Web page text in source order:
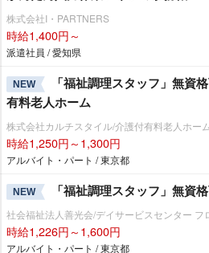
株式会社I・PARTNERS
時給1,400円～
派遣社員 / 愛知県
NEW
「福祉調理スタッフ」無資
有料老人ホーム
株式会社カルチスタイル/介護付有料老人ホー
時給1,250円～1,300円
アルバイト・パート / 東京都
NEW 「福祉調理スタッフ」無資
社会福祉法人善光会/デイサービスセンター フ
時給1,226円～1,600円
アルバイト・パート / 東京都